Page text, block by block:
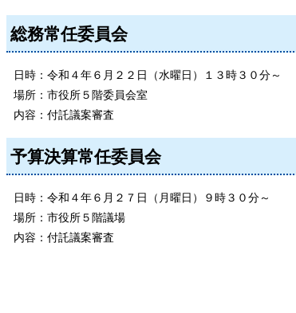
総務常任委員会
日時：令和４年６月２２日（水曜日）１３時３０分～
場所：市役所５階委員会室
内容：付託議案審査
予算決算常任委員会
日時：令和４年６月２７日（月曜日）９時３０分～
場所：市役所５階議場
内容：付託議案審査